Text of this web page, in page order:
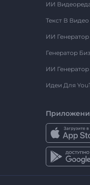
ИИ
Текст В
ИИ
Генератор
ИИ
Идеи Для